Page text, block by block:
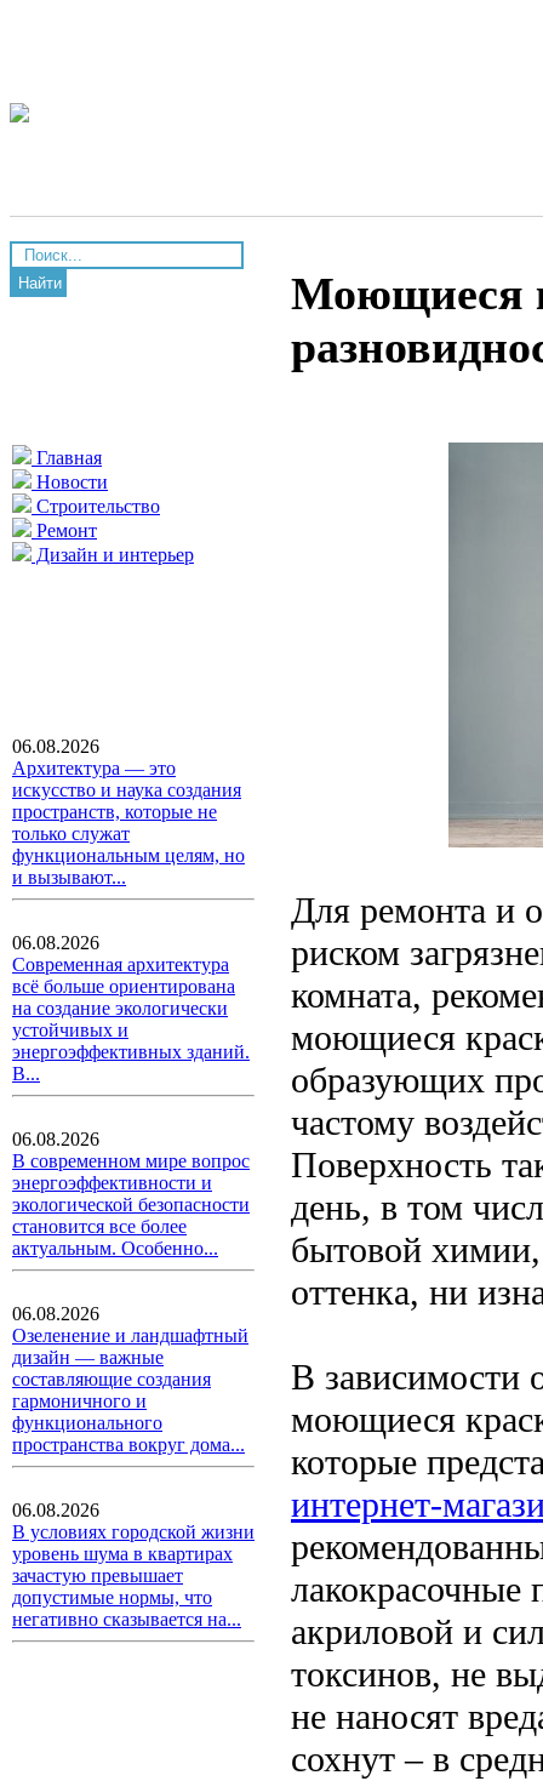
Найти
Главная
Новости
Строительство
Ремонт
Дизайн и интерьер
06.08.2026
Архитектура — это
искусство и наука создания
пространств, которые не
только служат
функциональным целям, но
и вызывают...
06.08.2026
Современная архитектура
всё больше ориентирована
на создание экологически
устойчивых и
энергоэффективных зданий.
В...
06.08.2026
В современном мире вопрос
энергоэффективности и
экологической безопасности
становится все более
актуальным. Особенно...
06.08.2026
Озеленение и ландшафтный
дизайн — важные
составляющие создания
гармоничного и
функционального
пространства вокруг дома...
06.08.2026
В условиях городской жизни
уровень шума в квартирах
зачастую превышает
допустимые нормы, что
негативно сказывается на...
Моющиеся
Для ремонта и
риском
комната,
моющиеся
образующих
частому
Поверхность
день, в том
бытовой химии,
оттенка, ни
В зависимости
моющиеся
которые
интернет-
лакокрасочные
акриловой и
токсинов, не
не наносят
сохнут – в